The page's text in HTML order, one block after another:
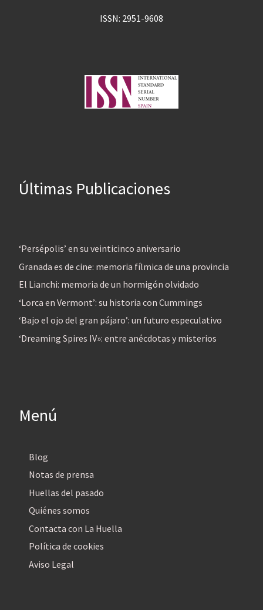
ISSN: 2951-9608
Últimas Publicaciones
‘Persépolis’ en su veinticinco aniversario
Granada es de cine: memoria fílmica de una provincia
El Lianchi: memoria de un hormigón olvidado
‘Lorca en Vermont’: su historia con Cummings
‘Bajo el ojo del gran pájaro’: un futuro especulativo
‘Dreaming Spires IV»: entre anécdotas y misterios
Menú
Blog
Notas de prensa
Huellas del pasado
Quiénes somos
Contacta con La Huella
Política de cookies
Aviso Legal